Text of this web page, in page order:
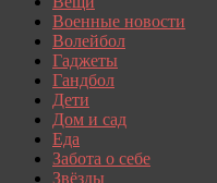
Военные новости
Волейбол
Гаджеты
Гандбол
Дети
Дом и сад
Еда
Забота о себе
Звёзды